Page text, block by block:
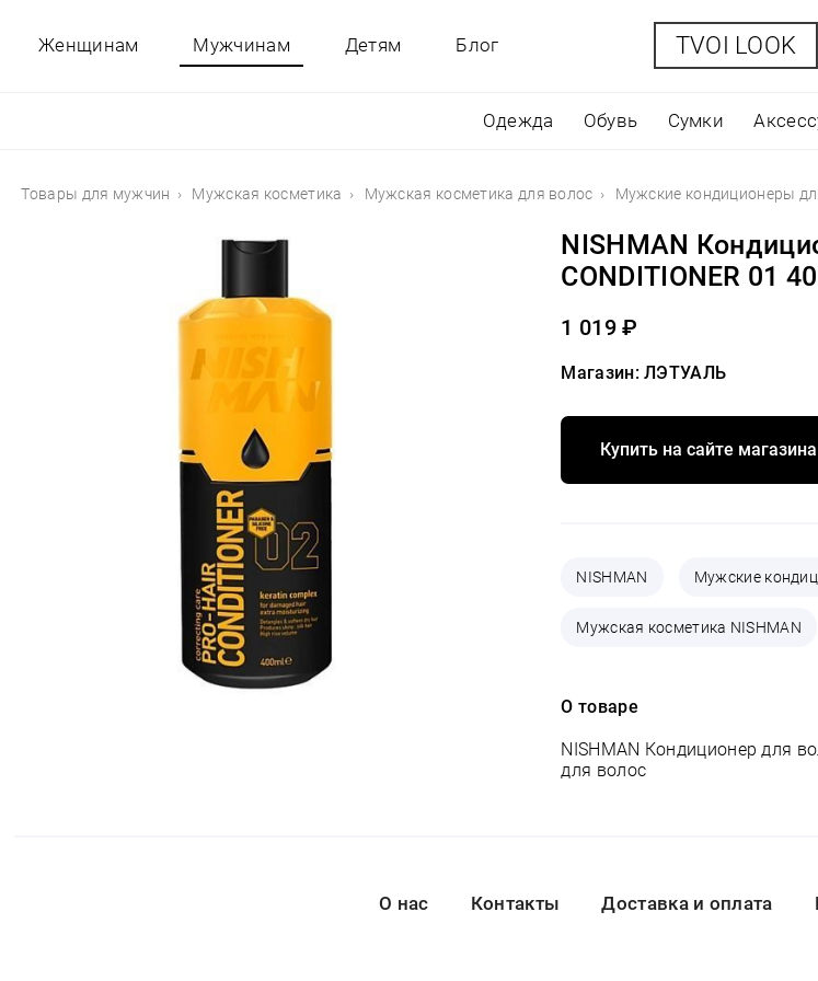
Женщинам Мужчинам
Одежда Обувь Сумки
Детям Блог TVOI LOOK
Товары для мужчин Мужская косметика Мужская косметика для волос Мужские кондиционеры
NISHMAN
CONDITIONER 01
1 019 ₽
Магазин: ЛЭТУАЛЬ
Купить на сайте магазина
NISHMAN Мужские
Мужская косметика NISHMAN
О товаре
NISHMAN Кондиционер для
для волос
О нас Контакты Доставка и оплата